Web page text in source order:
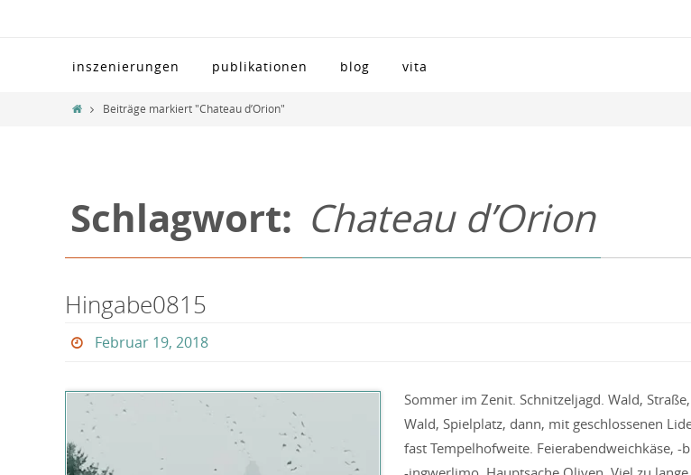
inszenierungen publikationen blog vita
HomeBeiträge markiert "Chateau d’Orion"
Schlagwort: Chateau d’Orion
Hingabe0815
Februar 19, 2018
Sommer im Zenit. Schnitzeljagd. Wald, Straße,
Wald, Spielplatz, dann, mit geschlossenen
fast Tempelhofweite. Feierabendweichkäse, -